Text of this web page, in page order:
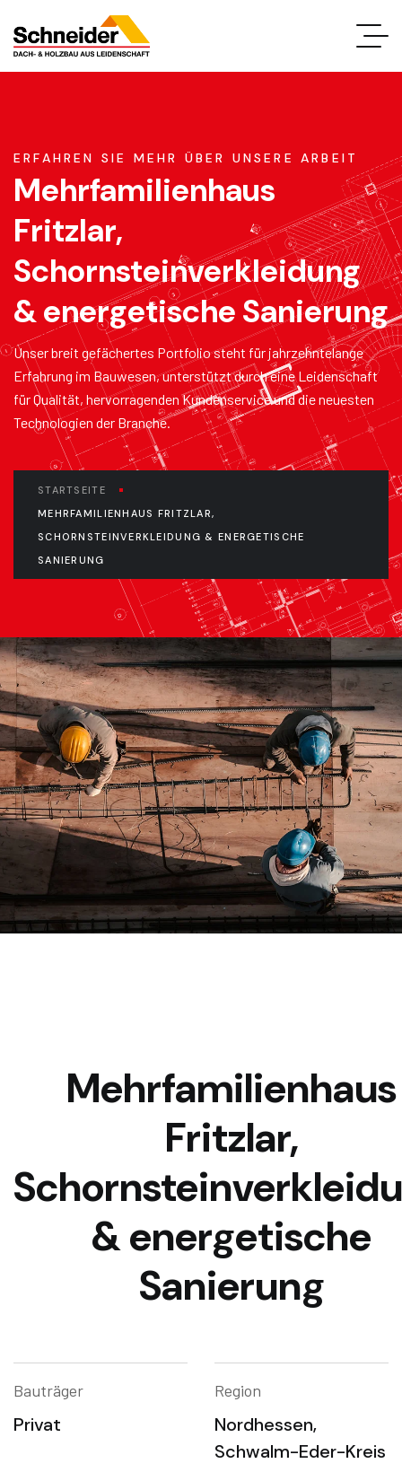
ERFAHREN SIE MEHR ÜBER UNSERE ARBEIT
Mehrfamilienhaus
Fritzlar,
Schornsteinverkleidung
& energetische Sanierung
Unser breit gefächertes Portfolio steht für jahrzehntelange
Erfahrung im Bauwesen, unterstützt durch eine Leidenschaft
für Qualität, hervorragenden Kundenservice und die neuesten
Technologien der Branche.
STARTSEITE
MEHRFAMILIENHAUS FRITZLAR,
SCHORNSTEINVERKLEIDUNG & ENERGETISCHE
SANIERUNG
Mehrfamilienhaus
Fritzlar,
& energetische
Sanierung
Bauträger
Privat
Region
Nordhessen,
Schwalm-Eder-Kreis